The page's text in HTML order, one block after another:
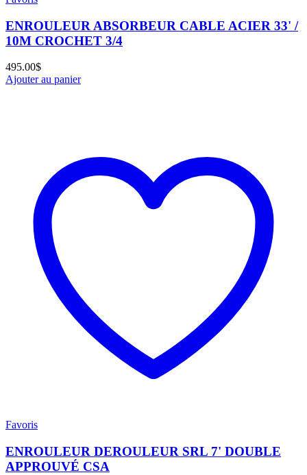
ENROULEUR ABSORBEUR CABLE ACIER 33' /
10M CROCHET 3/4
495.00$
Ajouter au panier
Favoris
ENROULEUR DEROULEUR SRL 7' DOUBLE
APPROUVÉ CSA